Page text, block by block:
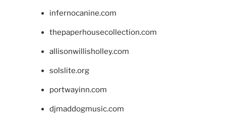
infernocanine.com
thepaperhousecollection.com
allisonwillisholley.com
solslite.org
portwayinn.com
djmaddogmusic.com